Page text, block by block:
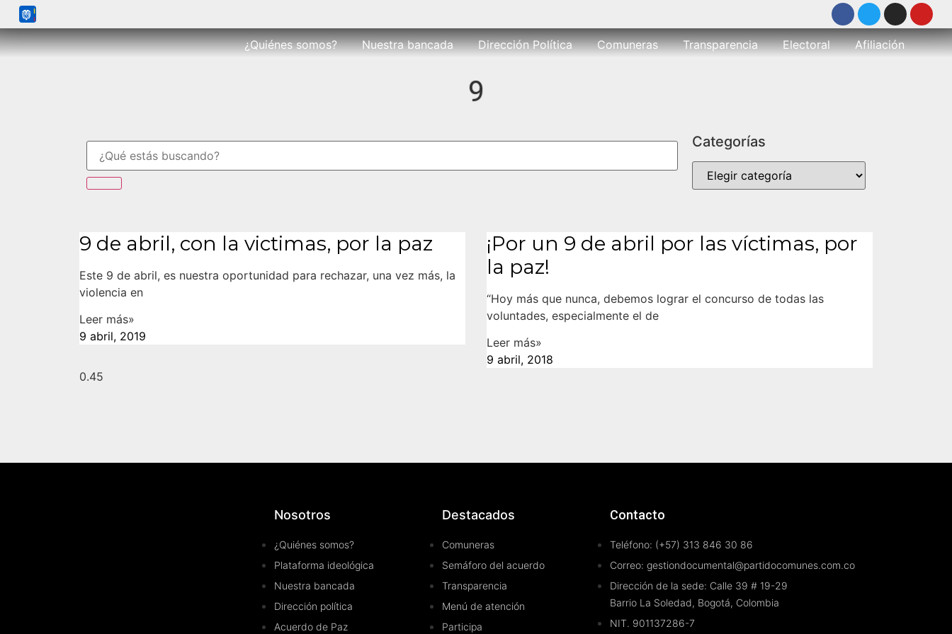
¿Quiénes somos? Nuestra bancada Dirección Política Comuneras Transparencia Electoral Afiliación
9
Categorías
9 de abril, con la victimas, por la paz
Este 9 de abril, es nuestra oportunidad para rechazar, una vez más, la
violencia en
Leer más»
9 abril, 2019
¡Por un 9 de abril por las víctimas, por
la paz!
“Hoy más que nunca, debemos lograr el concurso de todas las
voluntades, especialmente el de
Leer más»
9 abril, 2018
Nosotros
¿Quiénes somos?
Plataforma ideológica
Nuestra bancada
Dirección política
Acuerdo de Paz
Destacados
Comuneras
Semáforo del acuerdo
Transparencia
Menú de atención
Participa
Contacto
Teléfono: (+57) 313 846 30 86
Correo: gestiondocumental@partidocomunes.com.co
Dirección de la sede: Calle 39 # 19-29
Barrio La Soledad, Bogotá, Colombia
NIT. 901137286-7